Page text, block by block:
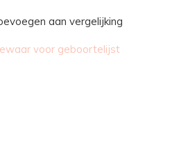
aan vergelijking
voor geboortelijst